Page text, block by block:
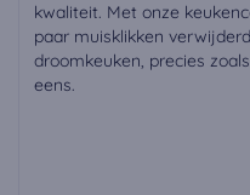
kwaliteit. Met onze
paar muisklikken
droomkeuken, precies
eens.